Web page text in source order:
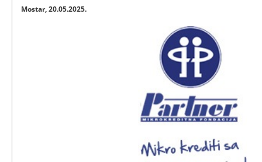
Mostar, 20.05.2025.